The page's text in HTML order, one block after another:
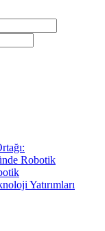
Robotik
Yatırımları